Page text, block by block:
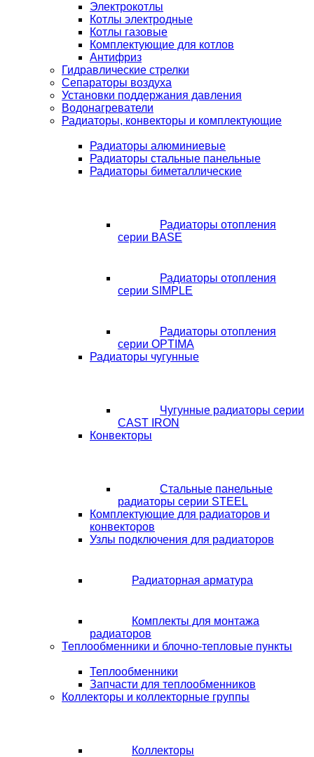
Электрокотлы
Котлы электродные
Котлы газовые
Комплектующие для котлов
Антифриз
Гидравлические стрелки
Сепараторы воздуха
Установки поддержания давления
Водонагреватели
Радиаторы, конвекторы и комплектующие
Радиаторы алюминиевые
Радиаторы стальные панельные
Радиаторы биметаллические
Радиаторы отопления
серии BASE
Радиаторы отопления
серии SIMPLE
Радиаторы отопления
серии OPTIMA
Радиаторы чугунные
Чугунные радиаторы серии
CAST IRON
Конвекторы
Стальные панельные
радиаторы серии STEEL
Комплектующие для радиаторов и
конвекторов
Узлы подключения для радиаторов
Радиаторная арматура
Комплекты для монтажа
радиаторов
Теплообменники и блочно-тепловые пункты
Теплообменники
Запчасти для теплообменников
Коллекторы и коллекторные группы
Коллекторы